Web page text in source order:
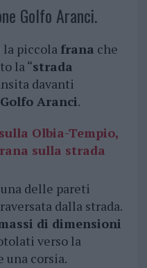
Golfo Aranci.
la piccola frana che
la “strada
davanti
Golfo Aranci.
Olbia-Tempio,
sulla strada
delle pareti
dalla strada.
di dimensioni
verso la
una corsia.